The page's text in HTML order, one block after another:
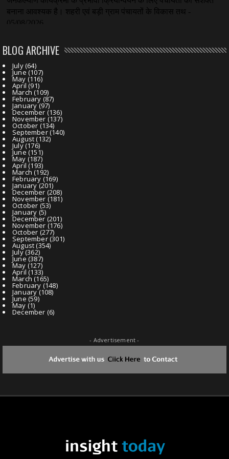
BLOG ARCHIVE
July(64)
June(107)
May (116)
April (91)
March (109)
February (87)
January(97)
December (136)
November (137)
October (134)
September(140)
August(132)
July(176)
June(151)
May (187)
April (193)
March (192)
February (169)
January(201)
December (208)
November (181)
October (53)
January (5)
December(201)
November (176)
October (277)
September(301)
August(354)
July(362)
June(387)
May (127)
April (133)
March (165)
February (148)
January(108)
June (59)
May (1)
December (6)
- Advertisement -